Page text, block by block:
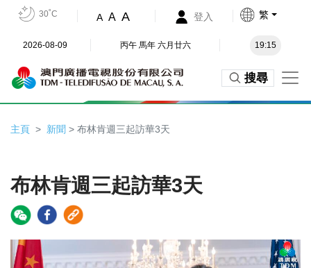
30˚C A A A 登入 繁
2026-08-09 丙午 馬年 六月廿六 19:15
搜尋
主頁 新聞 > 布林肯週三起訪華3天
布林肯週三起訪華3天